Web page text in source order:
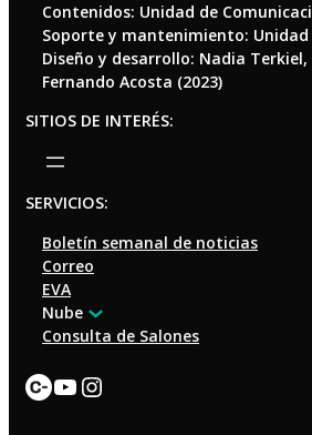
Contenidos: Unidad de
Soporte y mantenimiento:
Diseño y desarrollo: Nadia
Fernando Acosta (2023)
SITIOS DE INTERÉS:
SERVICIOS:
Boletín semanal de noticias
Correo
EVA
Nube
Consulta de Salones
Enlace
YouTube
Instagram